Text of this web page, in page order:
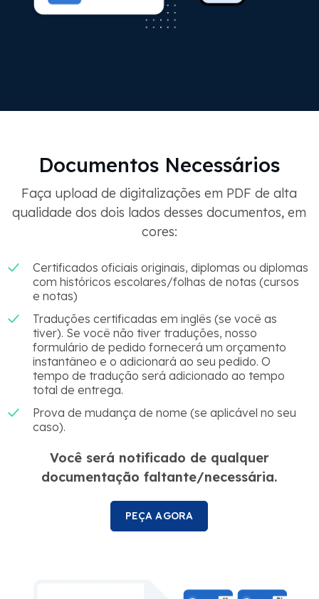
Documentos Necessários
Faça upload de digitalizações em PDF de alta
qualidade dos dois lados desses documentos, em
cores:
Certificados oficiais originais, diplomas ou diplomas
com históricos escolares/folhas de notas (cursos
e notas)
Traduções certificadas em inglês (se você as
tiver). Se você não tiver traduções, nosso
formulário de pedido fornecerá um orçamento
instantâneo e o adicionará ao seu pedido. O
tempo de tradução será adicionado ao tempo
total de entrega.
Prova de mudança de nome (se aplicável no seu
caso).
Você será notificado de qualquer
documentação faltante/necessária.
PEÇA AGORA